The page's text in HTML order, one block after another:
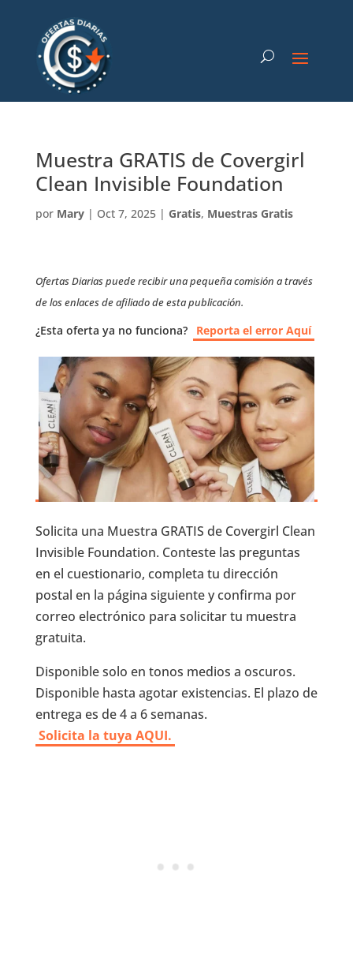
Muestra GRATIS de Covergirl
Clean Invisible Foundation
por Mary| Oct 7, 2025| Gratis, Muestras Gratis
Ofertas Diarias puede recibir una pequeña comisión a través
de los enlaces de afiliado de esta publicación.
¿Esta oferta ya no funciona? Reporta el error Aquí
Solicita una Muestra GRATIS de Covergirl Clean
Invisible Foundation. Conteste las preguntas
en el cuestionario, completa tu dirección
postal en la página siguiente y confirma por
correo electrónico para solicitar tu muestra
gratuita.
Disponible solo en tonos medios a oscuros.
Disponible hasta agotar existencias. El plazo de
entrega es de 4 a 6 semanas.
Solicita la tuya AQUI.